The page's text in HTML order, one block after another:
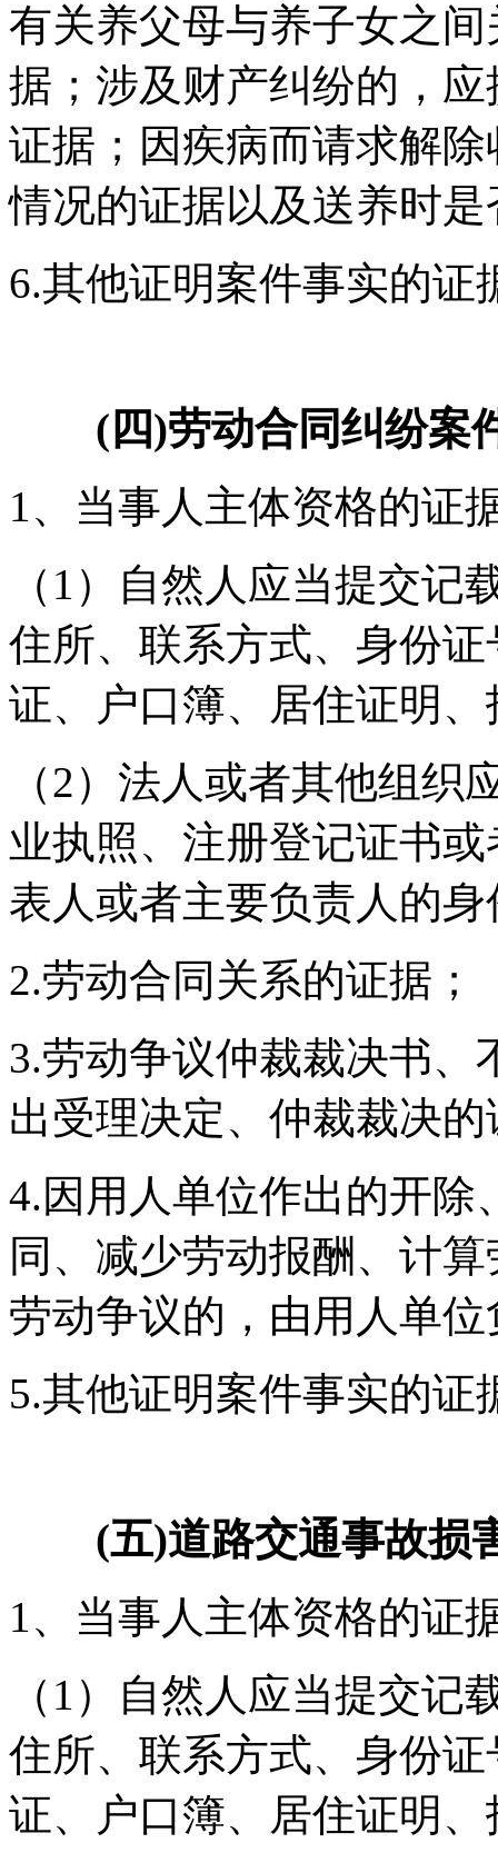
有关养父母与养子女之
据；涉及财产纠纷的，
证据；因疾病而请求解
情况的证据以及送养时
6.其他证明案件事实的证
(四)劳动合同纠纷案
1、当事人主体资格的证
（1）自然人应当提交
住所、联系方式、身份
证、户口簿、居住证明
（2）法人或者其他组
业执照、注册登记证书
表人或者主要负责人的
2.劳动合同关系的证据；
3.劳动争议仲裁裁决书
出受理决定、仲裁裁决的
4.因用人单位作出的开除
同、减少劳动报酬、计
劳动争议的，由用人单
5.其他证明案件事实的证
(五)道路交通事故损
1、当事人主体资格的证
（1）自然人应当提交
住所、联系方式、身份
证、户口簿、居住证明